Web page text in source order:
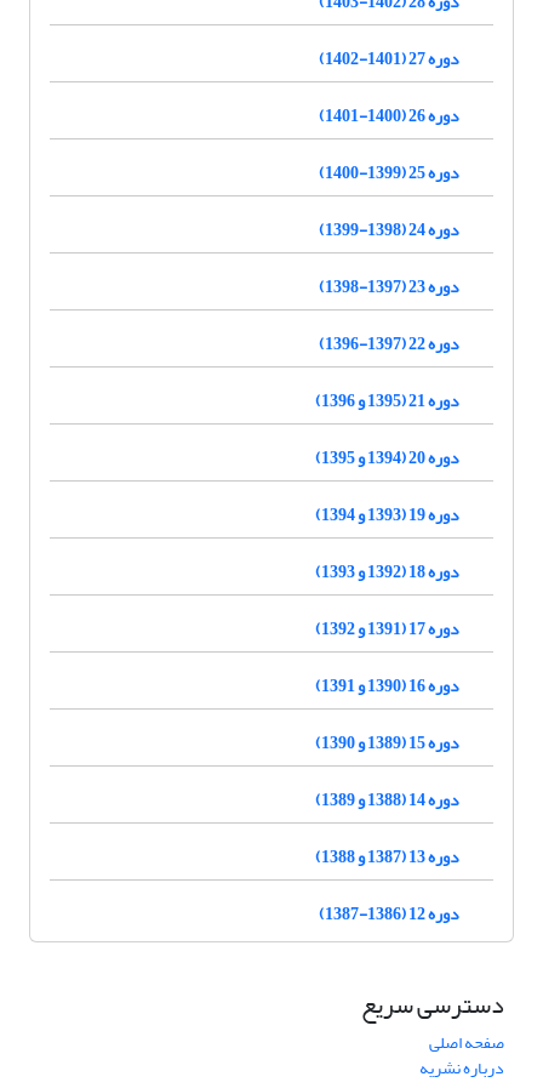
دوره 27 (1401-1402)
دوره 26 (1400-1401)
دوره 25 (1399-1400)
دوره 24 (1398-1399)
دوره 23 (1397-1398)
دوره 22 (1397-1396)
دوره 21 (1395 و 1396)
دوره 20 (1394 و 1395)
دوره 19 (1393 و 1394)
دوره 18 (1392 و 1393)
دوره 17 (1391 و 1392)
دوره 16 (1390 و 1391)
دوره 15 (1389 و 1390)
دوره 14 (1388 و 1389)
دوره 13 (1387 و 1388)
دوره 12 (1386-1387)
دسترسی سریع
صفحه اصلی
درباره نشریه